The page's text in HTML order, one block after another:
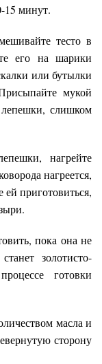
15 минут.
тесто в
его на шарики
или бутылки
мукой
лепешки, слишком
нагрейте
нагреется,
ей приготовиться,
пока она не
золотисто-
готовки
масла и
сторону